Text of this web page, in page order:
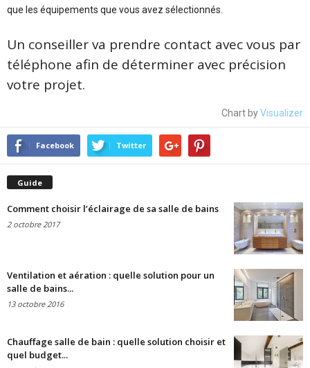
que les équipements que vous avez sélectionnés.
Un conseiller va prendre contact avec vous par
téléphone afin de déterminer avec précision
votre projet.
Chart byVisualizer
Facebook Twitter
Guide
Comment choisir l’éclairage de sa salle de bains
2 octobre 2017
Ventilation et aération : quelle solution pour un
salle de bains...
13 octobre 2016
Chauffage salle de bain : quelle solution choisir et
quel budget...